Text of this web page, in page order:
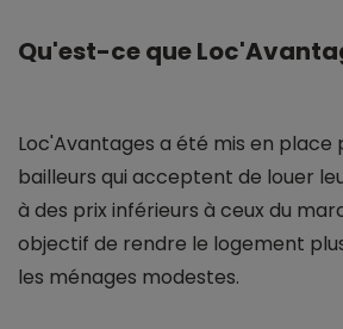
Qu'est-ce que
Loc'Avantages a été mis en place
bailleurs qui acceptent de louer
à des prix inférieurs à ceux du
objectif de rendre le logement
les ménages modestes.